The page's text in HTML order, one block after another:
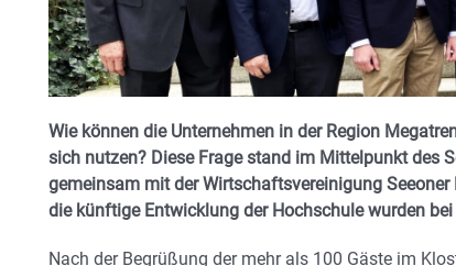
Wie können die Unternehmen in der Region
sich nutzen? Diese Frage stand im Mittelpunkt des
gemeinsam mit der Wirtschaftsvereinigung
die künftige Entwicklung der Hochschule wurden
Nach der Begrüßung der mehr als 100 Gäste im